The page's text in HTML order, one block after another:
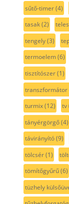
sűtő-timer(4)
tasak(2)
tengely(3)
termoelem(6)
tisztítószer(1)
transzformátor
turmix(12) tv
tányérgörgő(4)
távirányító(9)
tölcsér(1)
tömítőgyűrű(6)
tüzhely